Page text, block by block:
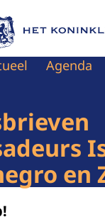
de homepage van
Agenda
en